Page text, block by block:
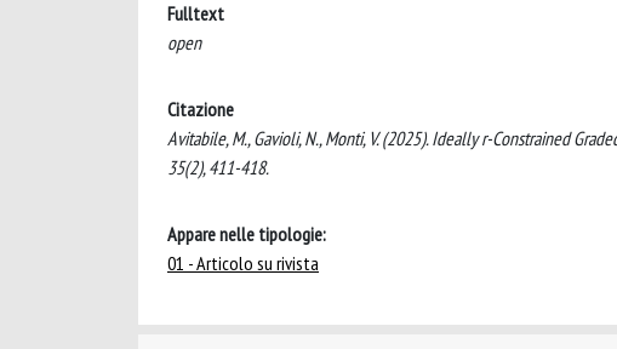
Fulltext
open
Citazione
Avitabile, M., Gavioli, N., Monti, V. (2025). Ideally r-Constrained
35(2), 411-418.
Appare nelle tipologie:
01 - Articolo su rivista